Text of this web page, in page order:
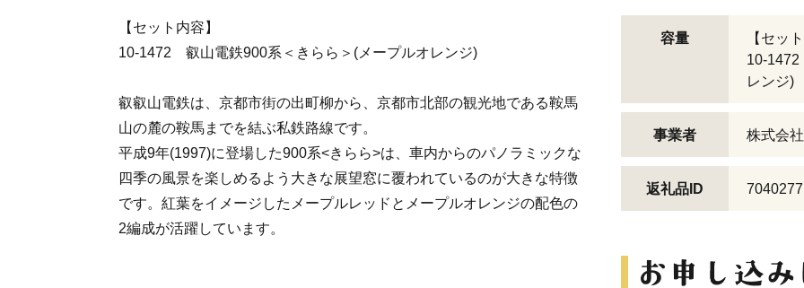
【セット内容】
10-1472 叡山電鉄900系＜きらら＞(メープルオレンジ)
叡叡山電鉄は、京都市街の出町柳から、京都市北部の観光地である鞍馬
山の麓の鞍馬までを結ぶ私鉄路線です。
平成9年(1997)に登場した900系<きらら>は、車内からのパノラミックな
四季の風景を楽しめるよう大きな展望窓に覆われているのが大きな特徴
です。紅葉をイメージしたメープルレッドとメープルオレンジの配色の
2編成が活躍しています。
容量
【セッ
10-
レンジ)
事業者 株式会
返礼品ID 7040277